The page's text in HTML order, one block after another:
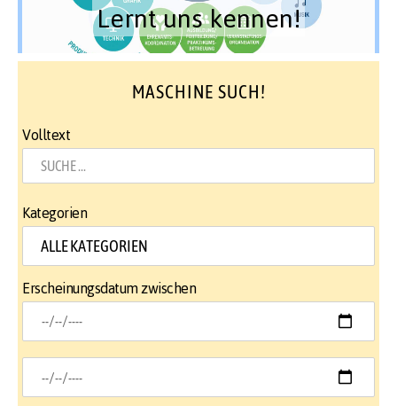
Lernt uns kennen!
MASCHINE SUCH!
Volltext
Kategorien
Erscheinungsdatum zwischen